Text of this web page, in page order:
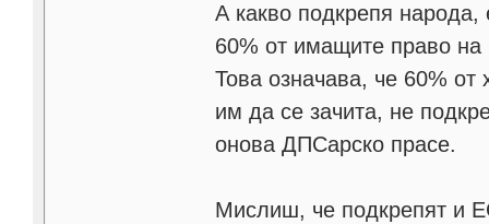
А какво подкрепя
60% от имащите право на
Това означава, че 60% от
им да се зачита, не
онова ДПСарско прасе.
Мислиш, че подкрепят и